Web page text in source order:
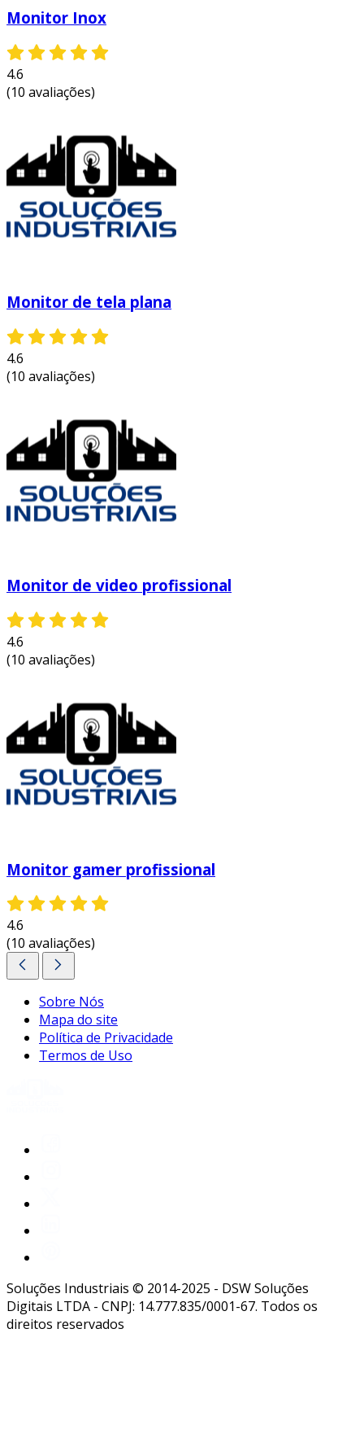
Monitor Inox
4.6
(10 avaliações)
Monitor de tela plana
4.6
(10 avaliações)
Monitor de video profissional
4.6
(10 avaliações)
Monitor gamer profissional
4.6
(10 avaliações)
Sobre Nós
Mapa do site
Política de Privacidade
Termos de Uso
Soluções Industriais © 2014-2025 - DSW Soluções
Digitais LTDA - CNPJ: 14.777.835/0001-67. Todos os
direitos reservados